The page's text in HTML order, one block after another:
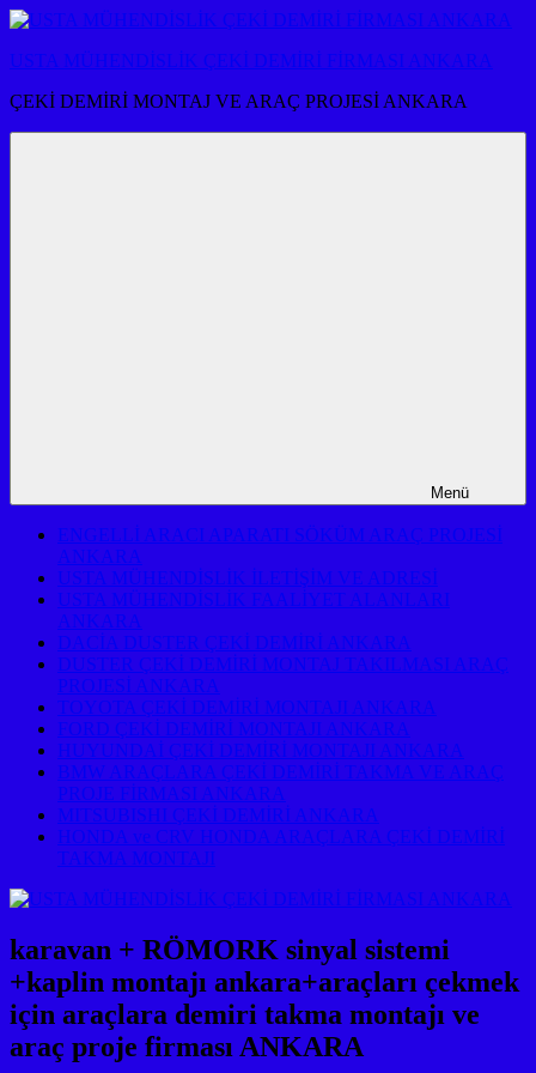
İçeriğe
USTA MÜHENDİSLİK ÇEKİ DEMİRİ FİRMASI ANKARA
ÇEKİ DEMİRİ MONTAJ VE ARAÇ PROJESİ ANKARA
Menü
ENGELLİ ARACI APARATI SÖKÜM ARAÇ PROJESİ
ANKARA
USTA MÜHENDİSLİK İLETİŞİM VE ADRESİ
USTA MÜHENDİSLİK FAALİYET ALANLARI
ANKARA
DACİA DUSTER ÇEKİ DEMİRİ ANKARA
DUSTER ÇEKİ DEMİRİ MONTAJ TAKILMASI ARAÇ
PROJESİ ANKARA
TOYOTA ÇEKİ DEMİRİ MONTAJI ANKARA
FORD ÇEKİ DEMİRİ MONTAJI ANKARA
HUYUNDAİ ÇEKİ DEMİRİ MONTAJI ANKARA
BMW ARAÇLARA ÇEKİ DEMİRİ TAKMA VE ARAÇ
PROJE FİRMASI ANKARA
MITSUBISHI ÇEKİ DEMİRİ ANKARA
HONDA ve CRV HONDA ARAÇLARA ÇEKİ DEMİRİ
TAKMA MONTAJI
karavan + RÖMORK sinyal sistemi
+kaplin montajı ankara+araçları çekmek
için araçlara demiri takma montajı ve
araç proje firması ANKARA